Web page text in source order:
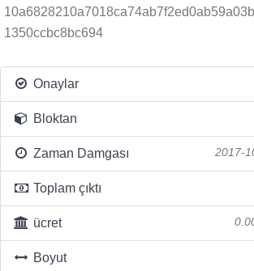
1350ccbc8bc694
Onaylar
Bloktan
Zaman Damgası 2017-
Toplam çıktı
ücret
Boyut